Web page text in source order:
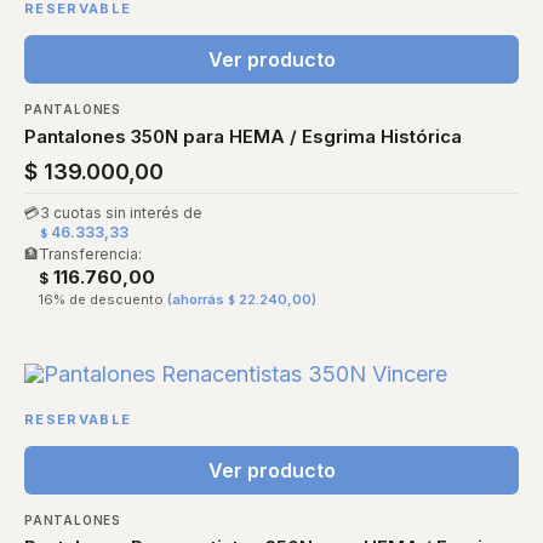
RESERVABLE
Ver producto
PANTALONES
Pantalones 350N para HEMA / Esgrima Histórica
$ 139.000,00
💳3 cuotas sin interés de
$ 46.333,33
🏦Transferencia:
$ 116.760,00
16% de descuento (ahorrás $ 22.240,00)
RESERVABLE
Ver producto
PANTALONES